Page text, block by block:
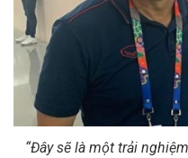
“Đây sẽ là một trải